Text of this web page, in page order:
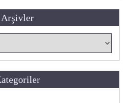
Arşivler